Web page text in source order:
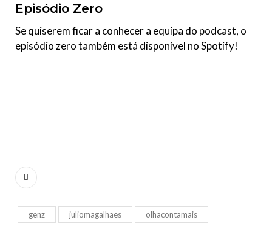
Episódio Zero
Se quiserem ficar a conhecer a equipa do podcast, o
episódio zero também está disponível no Spotify!
genz juliomagalhaes olhacontamais